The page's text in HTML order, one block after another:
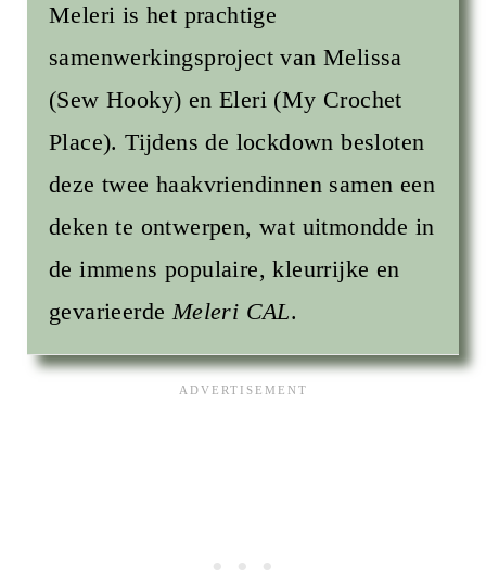
Meleri is het prachtige
samenwerkingsproject van Melissa
(Sew Hooky) en Eleri (My Crochet
Place). Tijdens de lockdown besloten
deze twee haakvriendinnen samen een
deken te ontwerpen, wat uitmondde in
de immens populaire, kleurrijke en
gevarieerdeMeleri CAL.